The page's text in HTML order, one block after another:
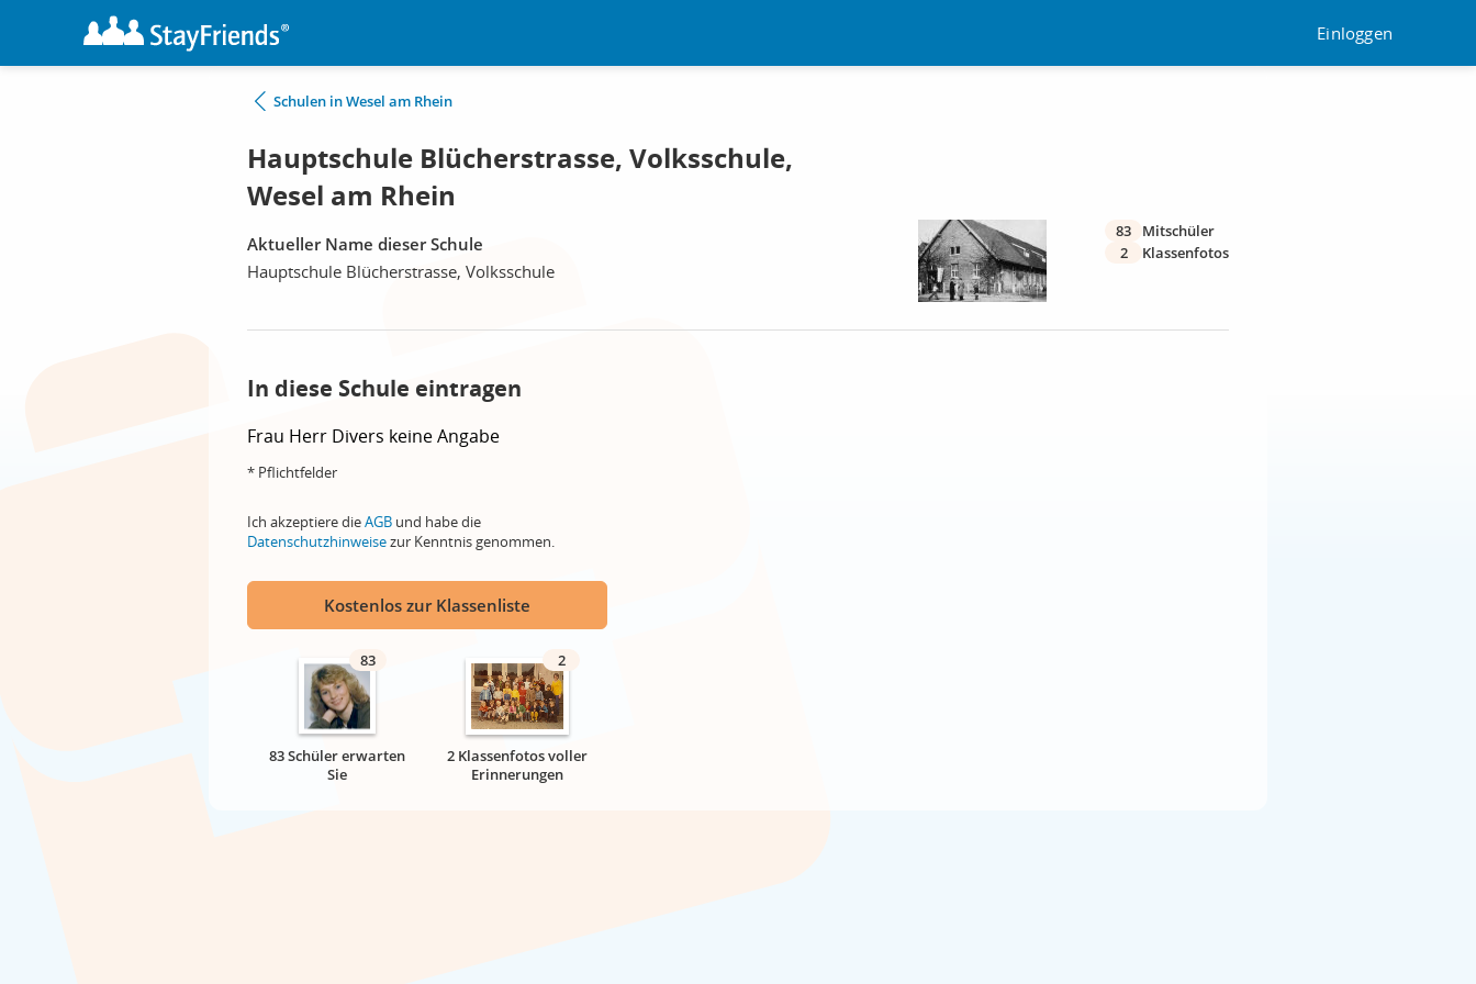
Einloggen
Schulen in Wesel am Rhein
Hauptschule Blücherstrasse, Volksschule,
Wesel am Rhein
Aktueller Name dieser Schule
Hauptschule Blücherstrasse, Volksschule
83
Mitschüler
2
Klassenfotos
In diese Schule eintragen
Frau Herr Divers keine Angabe
* Pflichtfelder
Ich akzeptiere dieAGB und habe die
Datenschutzhinweisezur Kenntnis genommen.
Kostenlos zur Klassenliste
83
83 Schüler erwarten
Sie
2
2 Klassenfotos voller
Erinnerungen